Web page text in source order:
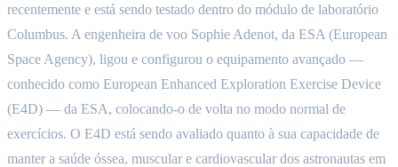
recentemente e está sendo testado dentro do módulo de laboratório
Columbus. A engenheira de voo Sophie Adenot, da ESA (European
Space Agency), ligou e configurou o equipamento avançado —
conhecido como European Enhanced Exploration Exercise Device
(E4D) — da ESA, colocando-o de volta no modo normal de
exercícios. O E4D está sendo avaliado quanto à sua capacidade de
manter a saúde óssea, muscular e cardiovascular dos astronautas em